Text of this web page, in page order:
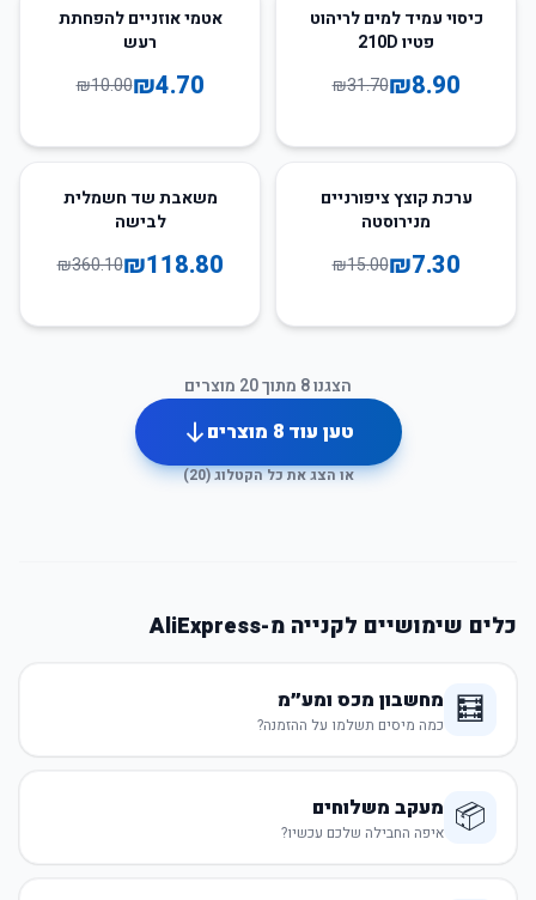
72
כיסוי עמיד למים לריהוט
פטיו 210D
₪8.90
₪31.70
53
אטמי אוזניים להפחתת
רעש
₪4.70
₪10.00
51ערכת קוצץ ציפורניים
מנירוסטה
₪7.30
₪15.00
67משאבת שד חשמלית
לבישה
₪118.80
₪360.10
הצגנו8 מתוך20 מוצרים
טען עוד8 מוצרים
או הצג את כל הקטלוג (20
)
כלים שימושיים לקנייה מ-AliExpress
🧮 מחשבון מכס ומע״מ
כמה מיסים תשלמו על ההזמנה?
📦 מעקב משלוחים
איפה החבילה שלכם עכשיו?